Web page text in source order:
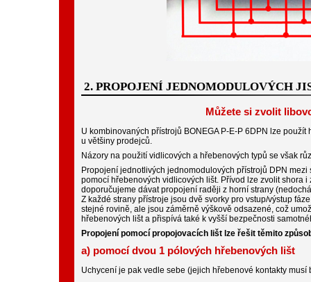
2. PROPOJENÍ JEDNOMODULOVÝCH
Můžete si zvolit
U kombinovaných přístrojů BONEGA P-E-P 6DPN lze
u většiny prodejců.
Názory na použití vidlicových a hřebenových typů se však
Propojení jednotlivých jednomodulových přístrojů DPN
pomocí hřebenových vidlicových lišt. Přívod lze zvolit shora
doporučujeme dávat propojení raději z horní strany
Z každé strany přístroje jsou dvě svorky pro vstup/výstup
stejné rovině, ale jsou záměrně výškově odsazené, což
hřebenových lišt a přispívá také k vyšší bezpečnosti
Propojení pomocí propojovacích lišt lze řešit těmito
a) pomocí dvou 1 pólových hřebenových lišt
Uchycení je pak vedle sebe (jejich hřebenové kontakty